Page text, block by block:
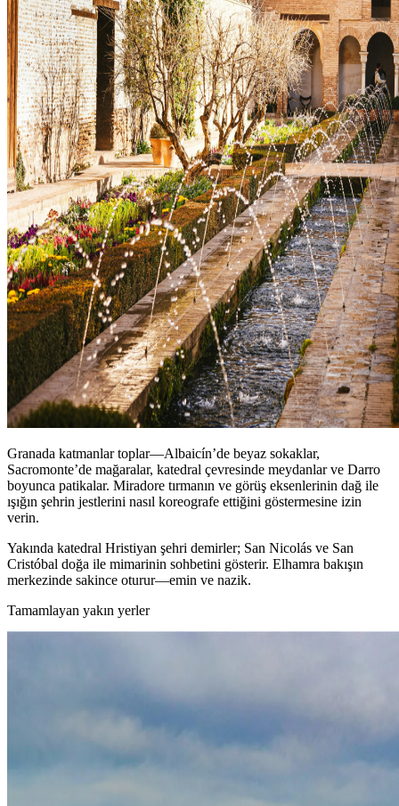
Granada katmanlar toplar—Albaicín’de beyaz sokaklar,
Sacromonte’de mağaralar, katedral çevresinde meydanlar ve Darro
boyunca patikalar. Miradore tırmanın ve görüş eksenlerinin dağ ile
ışığın şehrin jestlerini nasıl koreografe ettiğini göstermesine izin
verin.
Yakında katedral Hristiyan şehri demirler; San Nicolás ve San
Cristóbal doğa ile mimarinin sohbetini gösterir. Elhamra bakışın
merkezinde sakince oturur—emin ve nazik.
Tamamlayan yakın yerler